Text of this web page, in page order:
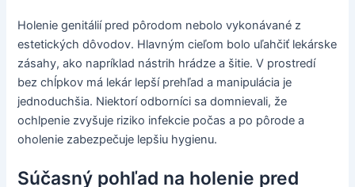
Holenie genitálií pred pôrodom nebolo vykonávané z
estetických dôvodov. Hlavným cieľom bolo uľahčiť lekárske
zásahy, ako napríklad nástrih hrádze a šitie. V prostredí
bez chĺpkov má lekár lepší prehľad a manipulácia je
jednoduchšia. Niektorí odborníci sa domnievali, že
ochlpenie zvyšuje riziko infekcie počas a po pôrode a
oholenie zabezpečuje lepšiu hygienu.
Súčasný pohľad na holenie pred